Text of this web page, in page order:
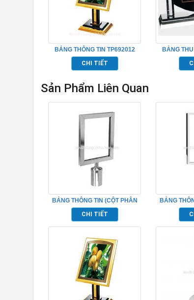
BẢNG THÔNG TIN TP692012
CHI TIẾT
BẢNG
Sản Phẩm Liên Quan
BẢNG THÔNG TIN (CỘT PHÂN
CÁCH)-TP692048
CHI TIẾT
BẢNG